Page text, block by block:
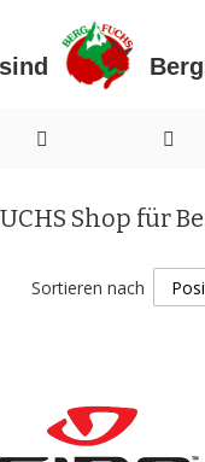
sind
Shop für
Sortieren nach